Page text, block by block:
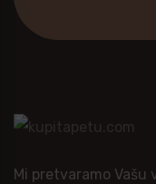
Mi pretvaramo